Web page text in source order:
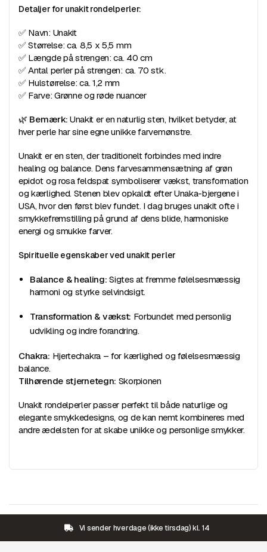
Detaljer for unakit rondelperler:
✅ Navn: Unakit
✅ Størrelse: ca. 8,5 x 5,5 mm
✅ Længde på strengen: ca. 40 cm
✅ Antal perler på strengen: ca. 70 stk.
✅ Hulstørrelse: ca. 1,2 mm
✅ Farve: Grønne og røde nuancer
🌿 Bemærk: Unakit er en naturlig sten, hvilket betyder, at
hver perle har sine egne unikke farvemønstre.
Unakit er en sten, der traditionelt forbindes med indre
healing og balance. Dens farvesammensætning af grøn
epidot og rosa feldspat symboliserer vækst, transformation
og kærlighed. Stenen blev opkaldt efter Unaka-bjergene i
USA, hvor den først blev fundet. I dag bruges unakit ofte i
smykkefremstilling på grund af dens blide, harmoniske
energi og smukke farver.
Spirituelle egenskaber ved unakit perler
Balance & healing: Sigtes at fremme følelsesmæssig
harmoni og styrke selvindsigt.
Transformation & vækst: Forbundet med personlig
udvikling og indre forandring.
Chakra: Hjertechakra – for kærlighed og følelsesmæssig
balance.
Tilhørende stjernetegn: Skorpionen
Unakit rondelperler passer perfekt til både naturlige og
elegante smykkedesigns, og de kan nemt kombineres med
andre ædelsten for at skabe unikke og personlige smykker.
Vi sender hverdage (ikke tirsdag) kl. 14